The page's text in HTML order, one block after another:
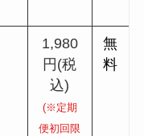
1,980
円(税
込)
(※定期
便初回限
無
料